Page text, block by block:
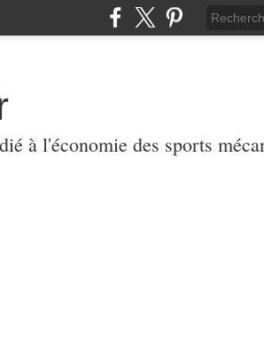
à l'économie des sports